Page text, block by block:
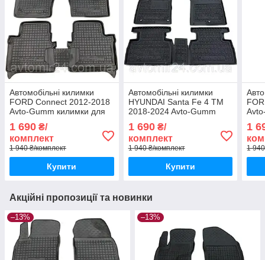
Автомобільні килимки
FORD Connect 2012-2018
Avto-Gumm килимки для
2018 Автогум
1 690 ₴/
комплект
1 940 ₴/комплект
Купити
Автомобільні килимки
HYUNDAI Santa Fe 4 TM
2018-2024 Avto-Gumm
ХЮНДАЙ Санта Фе 4 ТМ
2018-2024 Автогум
1 690₴/
комплект
1 940 ₴/комплект
Купити
1
1
Акційні пропозиції та новинки
–13% –13%